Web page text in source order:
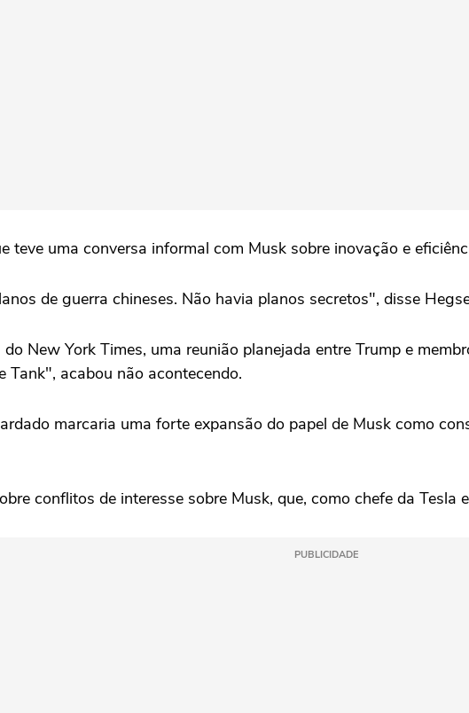
teve uma conversa informal com Musk sobre inovação e
de guerra chineses. Não havia planos secretos", disse
New York Times, uma reunião planejada entre Trump e
Tank", acabou não acontecendo.
marcaria uma forte expansão do papel de Musk como
conflitos de interesse sobre Musk, que, como chefe da Tesla
PUBLICIDADE